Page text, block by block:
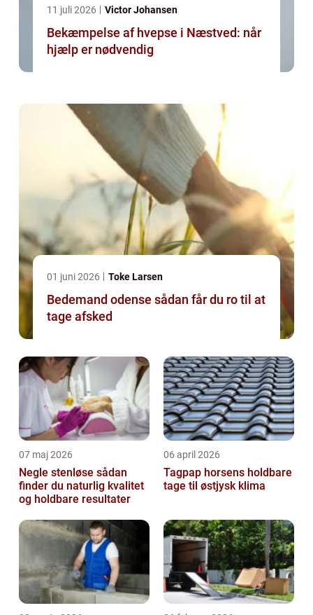
11 juli 2026 Victor Johansen
Bekæmpelse af hvepse i Næstved: når
hjælp er nødvendig
01 juni 2026 Toke Larsen
Bedemand odense sådan får du ro til at
tage afsked
07 maj 2026
Negle stenløse sådan
finder du naturlig kvalitet
og holdbare resultater
06 april 2026
Tagpap horsens holdbare
tage til østjysk klima